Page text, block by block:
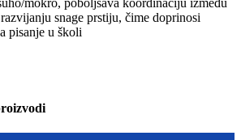
mokro, poboljšava koordinaciju između
snage prstiju, čime doprinosi
pisanje u školi